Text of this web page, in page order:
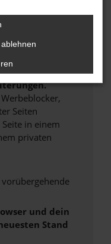
deine
Seiten
in einem
privaten
und dein
Stand